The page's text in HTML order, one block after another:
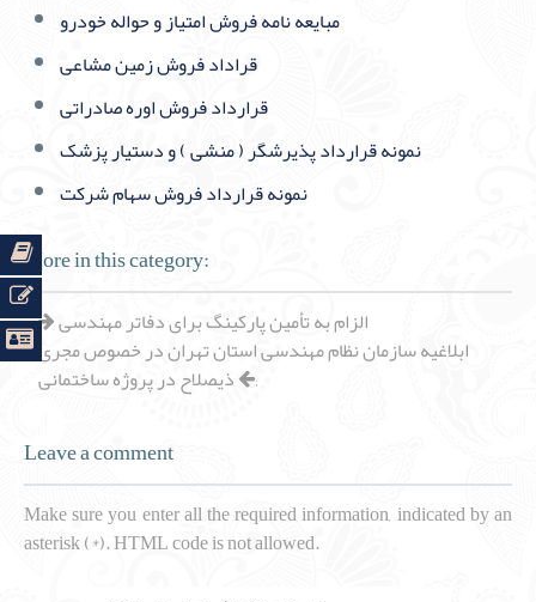
مبايعه نامه فروش امتیاز و حواله خودرو
قراداد فروش زمین مشاعی
قرارداد فروش اوره صادراتی
نمونه قرارداد پذیرشگر ( منشی ) و دستیار پزشک
نمونه قرارداد فروش سهام شرکت
More in this category:
الزام به تأمین پارکینگ برای دفاتر مهندسی
ابلاغیه سازمان نظام مهندسی استان تهران در خصوص مجری
;
Leave a comment
Make sure you enter all the required information, indicated by an
asterisk (*). HTML code is not allowed.